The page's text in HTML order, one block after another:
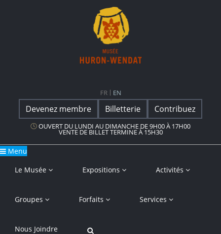
FR EN
OUVERT DU LUNDI AU DIMANCHE DE 9H00 À 17H00
VENTE DE BILLET TERMINE À 15H30
Devenez membre Billetterie Contribuez
Menu
Le Musée
Expositions Activités
Groupes Forfaits Services
Nous Joindre